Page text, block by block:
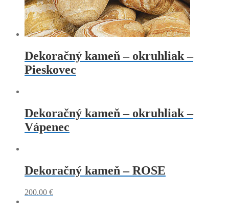
Dekoračný kameň – okruhliak –
Pieskovec
Dekoračný kameň – okruhliak –
Vápenec
Dekoračný kameň – ROSE
200.00 €